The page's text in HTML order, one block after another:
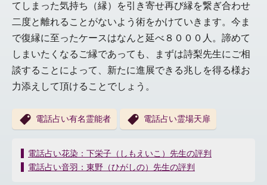
てしまった気持ち（縁）を引き寄せ再び縁を繋ぎ合わせ
二度と離れることがないよう術をかけていきます。今ま
で復縁に至ったケースはなんと延べ８０００人。諦めて
しまいたくなるご縁であっても、まずは詩梨先生にご相
談することによって、新たに進展できる兆しを得る様お
力添えして頂けることでしょう。
電話占い有名霊能者 電話占い霊場天扉
投
稿
電話占い花染：下栄子（しもえいこ）先生の評判
電話占い音羽：東野（ひがしの）先生の評判